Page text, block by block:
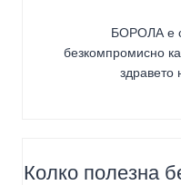
БОРОЛА е
безкомпромисно
здравето
Колко полезна